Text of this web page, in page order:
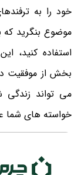
خود را به
موضوع بنگرید که
استفاده کنید،
بخش از موفقیت
می تواند
خواسته های شما